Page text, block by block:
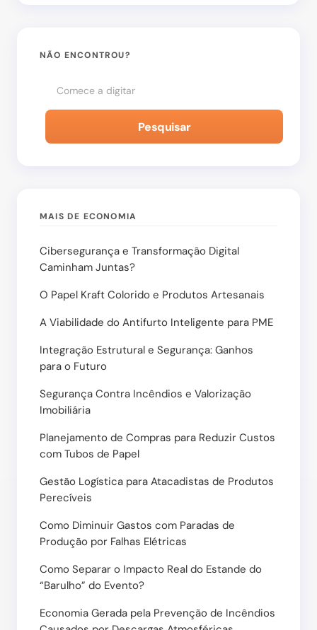
NÃO ENCONTROU?
Pesquisar
MAIS DE ECONOMIA
Cibersegurança e Transformação Digital
Caminham Juntas?
O Papel Kraft Colorido e Produtos Artesanais
A Viabilidade do Antifurto Inteligente para PME
Integração Estrutural e Segurança: Ganhos
para o Futuro
Segurança Contra Incêndios e Valorização
Imobiliária
Planejamento de Compras para Reduzir Custos
com Tubos de Papel
Gestão Logística para Atacadistas de Produtos
Perecíveis
Como Diminuir Gastos com Paradas de
Produção por Falhas Elétricas
Como Separar o Impacto Real do Estande do
“Barulho” do Evento?
Economia Gerada pela Prevenção de Incêndios